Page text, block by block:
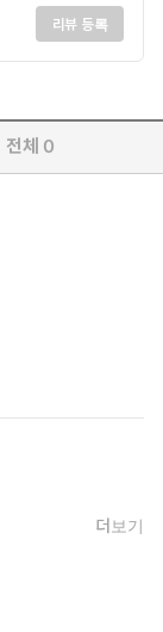
리뷰 등록
전체 0
더보기